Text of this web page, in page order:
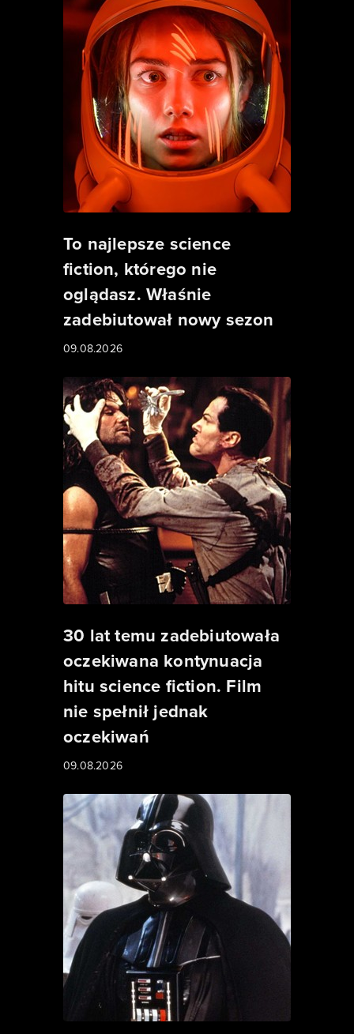
To najlepsze science
fiction, którego nie
oglądasz. Właśnie
zadebiutował nowy sezon
09.08.2026
30 lat temu zadebiutowała
oczekiwana kontynuacja
hitu science fiction. Film
nie spełnił jednak
oczekiwań
09.08.2026